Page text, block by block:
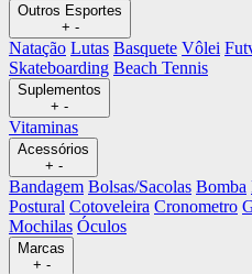
Outros Esportes
+ -
Natação Lutas Basquete Vôlei
Skateboarding Beach Tennis
Suplementos
+ -
Vitaminas
Acessórios
+ -
Bandagem Bolsas/Sacolas Bomba
Postural Cotoveleira Cronometro
Mochilas Óculos
Marcas
+ -